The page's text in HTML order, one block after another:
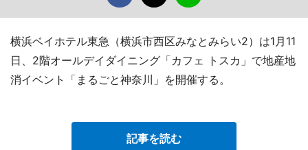
横浜ベイホテル東急（横浜市西区みなとみらい2）は1月11
日、2階オールデイダイニング「カフェ トスカ」で地産地
消イベント「まるごと神奈川」を開催する。
記事を読む